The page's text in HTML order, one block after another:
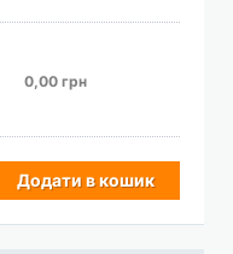
0,00 грн
Додати в кошик